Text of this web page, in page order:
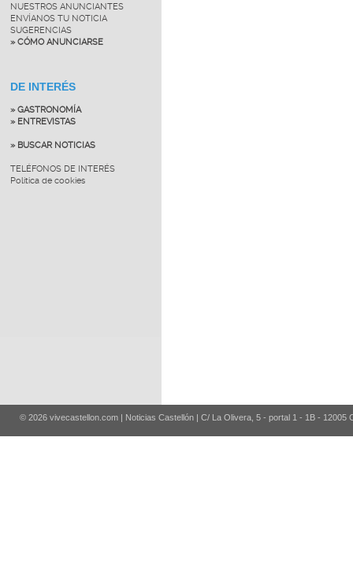
NUESTROS ANUNCIANTES
ENVÍANOS TU NOTICIA
SUGERENCIAS
» CÓMO ANUNCIARSE
DE INTERÉS
» GASTRONOMÍA
» ENTREVISTAS
» BUSCAR NOTICIAS
TELÉFONOS DE INTERÉS
Política de cookies
© 2026 vivecastellon.com | Noticias Castellón | C/ La Olivera, 5 - portal 1 - 1B - 12005